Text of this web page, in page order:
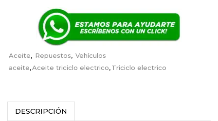
Aceite, Repuestos, Vehículos
aceite,Aceite triciclo electrico,Triciclo electrico
DESCRIPCIÓN